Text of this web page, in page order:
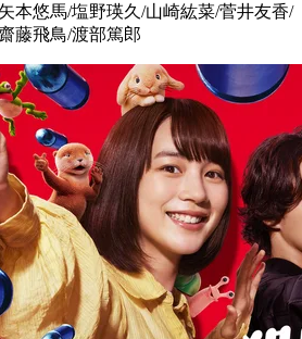
本悠馬/塩野瑛久/山崎紘菜/菅井友香/
藤飛鳥/渡部篤郎